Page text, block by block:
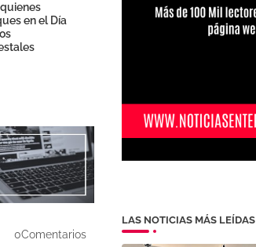
en el Día
0Comentarios
LAS NOTICIAS MÁS LEÍDAS